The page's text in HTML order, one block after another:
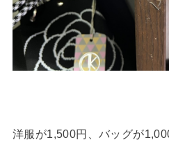
洋服が1,500円、バッグが